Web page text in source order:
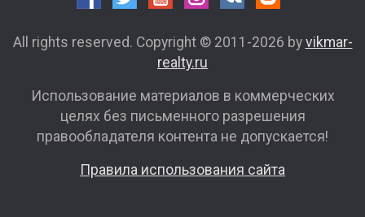
All rights reserved. Copyright © 2011-2026 by vikmar-
realty.ru
Использование материалов в коммерческих
целях без письменного разрешения
правообладателя контента не допускается!
Правила использования сайта